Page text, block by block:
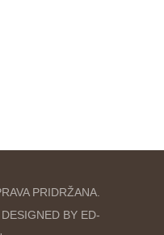
PRIDRŽANA.
BY ED-